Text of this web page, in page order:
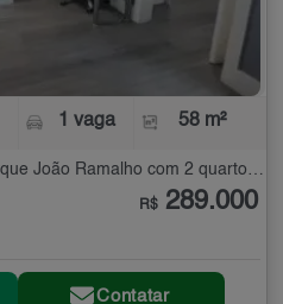
1 vaga 58 m²
Apartamento à Venda no Parque João Ramalho com 2 quartos - 58 m²
R$ 289.000
Contatar